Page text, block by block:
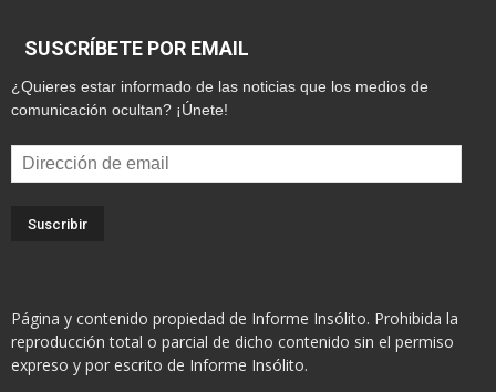
SUSCRÍBETE POR EMAIL
¿Quieres estar informado de las noticias que los medios de
comunicación ocultan? ¡Únete!
Dirección
de
Página y contenido propiedad de Informe Insólito. Prohibida la
reproducción total o parcial de dicho contenido sin el permiso
expreso y por escrito de Informe Insólito.